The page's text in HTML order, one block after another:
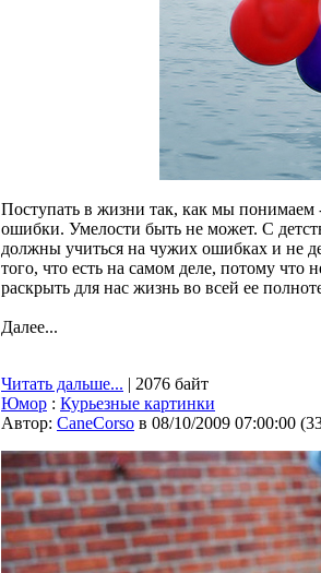
Поступать в жизни так, как мы понимаем
ошибки. Умелости быть не может. С
должны учиться на чужих ошибках и не
того, что есть на самом деле, потому
раскрыть для нас жизнь во всей ее
Далее...
Читать дальше... | 2076 байт
Юмор : Курьезные картинки
Автор: CaneCorso в 08/10/2009 07:00:00 (